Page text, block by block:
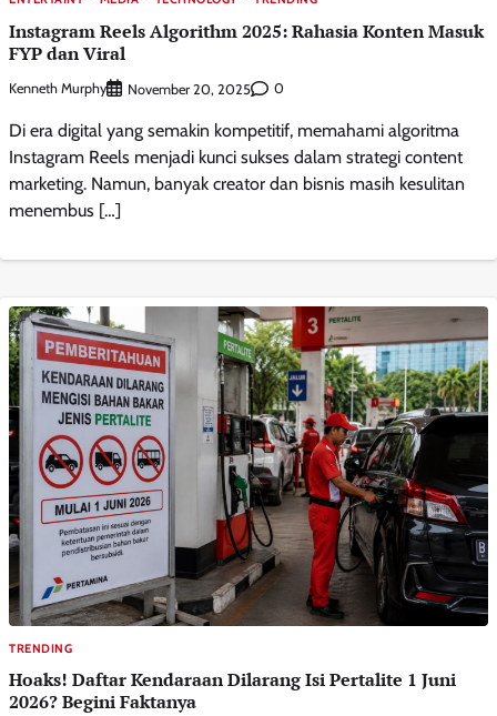
Instagram Reels Algorithm 2025: Rahasia Konten Masuk
FYP dan Viral
Kenneth Murphy November 20, 2025 0
Di era digital yang semakin kompetitif, memahami algoritma
Instagram Reels menjadi kunci sukses dalam strategi content
marketing. Namun, banyak creator dan bisnis masih kesulitan
menembus […]
TRENDING
Hoaks! Daftar Kendaraan Dilarang Isi Pertalite 1 Juni
2026? Begini Faktanya